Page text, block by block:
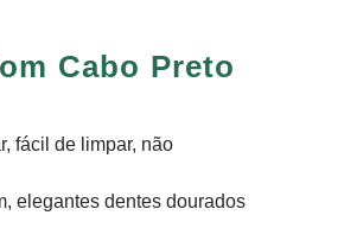
Cabo Preto
fácil de limpar, não
elegantes dentes dourados